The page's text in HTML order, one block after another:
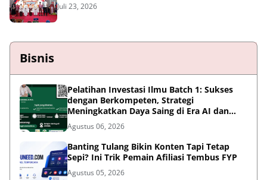
Juli 23, 2026
Bisnis
Pelatihan Investasi Ilmu Batch 1: Sukses
dengan Berkompeten, Strategi
Meningkatkan Daya Saing di Era AI dan
Persaingan Global
Agustus 06, 2026
Banting Tulang Bikin Konten Tapi Tetap
Sepi? Ini Trik Pemain Afiliasi Tembus FYP
Agustus 05, 2026